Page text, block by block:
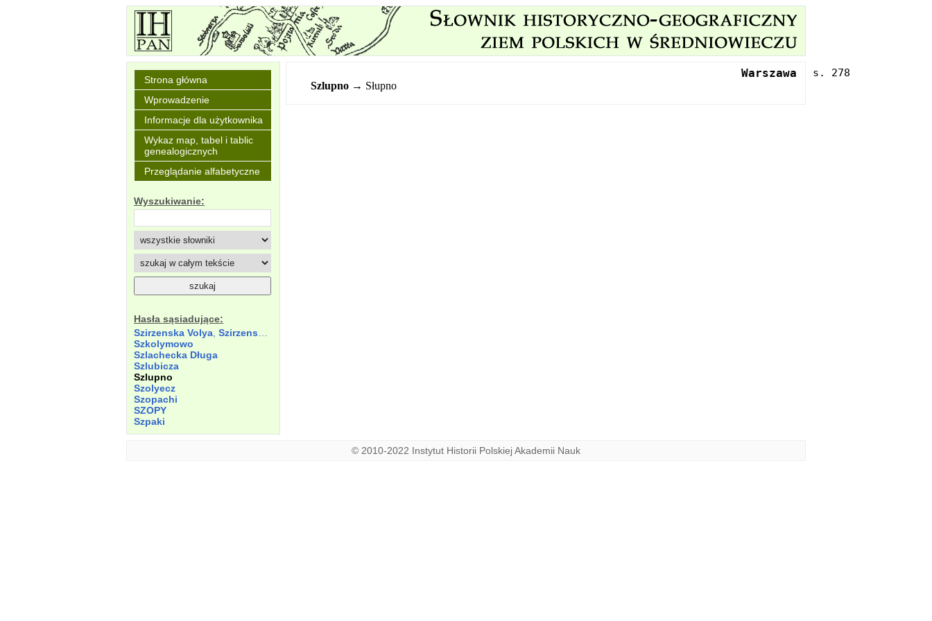
Strona główna
Wprowadzenie
Informacje dla użytkownika
Wykaz map, tabel i tablic
genealogicznych
Przeglądanie alfabetyczne
Wyszukiwanie:
Hasła sąsiadujące:
Szirzenska Volya Szirzenska Wolicza
Szkolymowo
Szlachecka Długa
Szlubicza
Szlupno
Szolyecz
Szopachi
SZOPY
Szpaki
Warszawa
Szlupno → Słupno
© 2010-2022 Instytut Historii Polskiej Akademii Nauk